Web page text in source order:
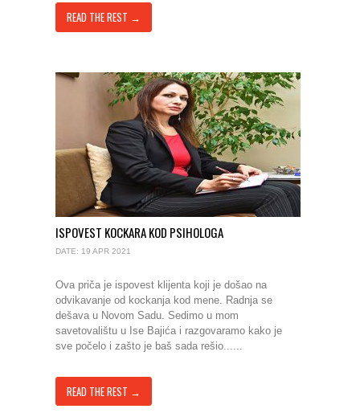
READ THE REST →
ISPOVEST KOCKARA KOD PSIHOLOGA
DATE: 19 APR 2021
Ova priča je ispovest klijenta koji je došao na
odvikavanje od kockanja kod mene. Radnja se
dešava u Novom Sadu. Sedimo u mom
savetovalištu u Ise Bajića i razgovaramo kako je
sve počelo i zašto je baš sada rešio......
READ THE REST →